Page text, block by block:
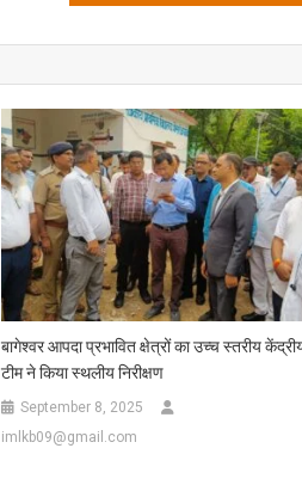
बागेश्वर आपदा प्रभावित क्षेत्रों का उच्च स्तरीय
टीम ने किया स्थलीय निरीक्षण
September 8, 2025
imlkb09@gmail.com